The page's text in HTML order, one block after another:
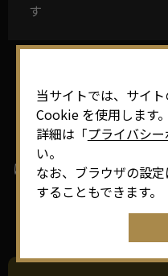
す
「注意事項に同意する」
に登録する物件について
当サイトでは、サイ
Cookie を使用します。
詳細は「プライバシ
い。
なお、ブラウザの設
することもできます。